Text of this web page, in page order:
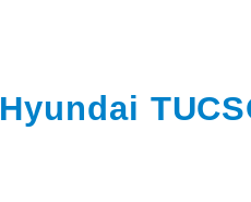
Hyundai